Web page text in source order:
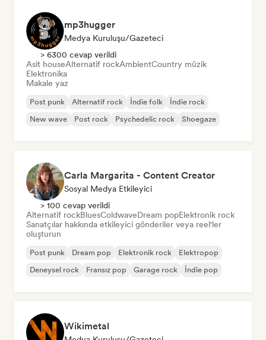
mp3hugger
Medya Kuruluşu/Gazeteci
> 6300 cevap verildi
Asit houseAlternatif rockAmbientCountry müzik
Elektronika
Makale yaz
Post punk Alternatif rock İndie folk
İndie rock
New wave
Post rock Psychedelic rock Shoegaze
Carla Margarita - Content Creator
Sosyal Medya Etkileyici
> 100 cevap verildi
Alternatif rockBluesColdwaveDream popElektronik rock
Sanatçılar hakkında etkileyici gönderiler veya reel'ler
oluşturun
Post punk Dream pop Elektronik rock
Elektropop
Deneysel rock
Fransız pop Garage rock İndie pop
Wikimetal